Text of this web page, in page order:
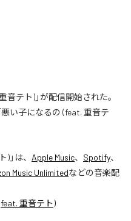
音テト)」が配信開始された。
い子になるの (feat. 重音テ
)」は、 Apple Music、 Spotify、
Music Unlimitedなどの音楽配
重音テト)